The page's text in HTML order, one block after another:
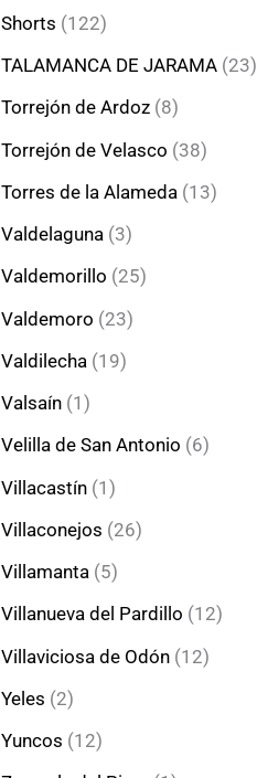
Shorts (122)
TALAMANCA DE JARAMA (23)
Torrejón de Ardoz (8)
Torrejón de Velasco (38)
Torres de la Alameda (13)
Valdelaguna (3)
Valdemorillo (25)
Valdemoro (23)
Valdilecha (19)
Valsaín (1)
Velilla de San Antonio (6)
Villacastín (1)
Villaconejos (26)
Villamanta (5)
Villanueva del Pardillo (12)
Villaviciosa de Odón (12)
Yeles (2)
Yuncos (12)